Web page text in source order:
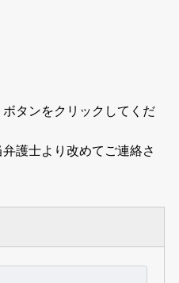
タンをクリックしてくだ
護士より改めてご連絡さ